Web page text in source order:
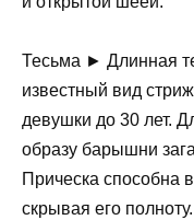
Тесьма ► Длинная
известный вид
девушки до 30 лет.
образу барышни
Прическа способна
скрывая его